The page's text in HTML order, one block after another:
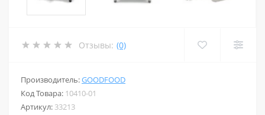
Отзывы: (0)
Производитель:GOODFOOD
Код Товара: 10410-01
Артикул: 33213